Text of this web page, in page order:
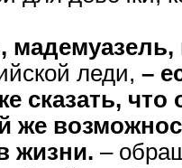
леди, –
сказать,
же
жизни. –